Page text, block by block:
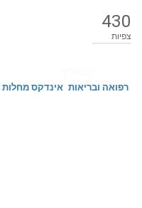
430
צפיות
רפואה ובריאות אינדקס מחלות